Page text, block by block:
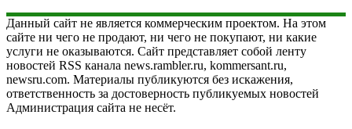
Данный сайт не является коммерческим проектом. На этом
сайте ни чего не продают, ни чего не покупают, ни какие
услуги не оказываются. Сайт представляет собой ленту
новостей RSS канала news.rambler.ru, kommersant.ru,
newsru.com. Материалы публикуются без искажения,
ответственность за достоверность публикуемых новостей
Администрация сайта не несёт.